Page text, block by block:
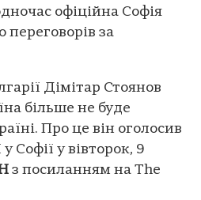
офіційна Софія
переговорів за
Дімітар Стоянов
більше не буде
Про це він оголосив
Софії у вівторок, 9
з посиланням на The